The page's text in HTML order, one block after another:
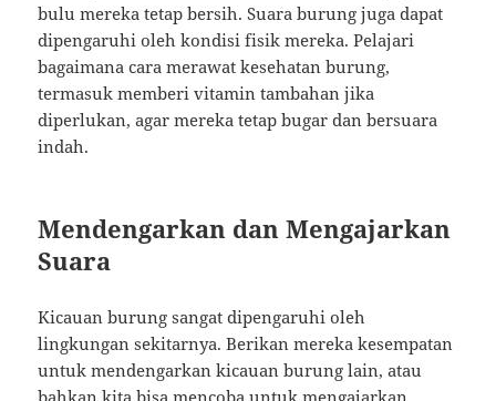
bulu mereka tetap bersih. Suara burung juga dapat
dipengaruhi oleh kondisi fisik mereka. Pelajari
bagaimana cara merawat kesehatan burung,
termasuk memberi vitamin tambahan jika
diperlukan, agar mereka tetap bugar dan bersuara
indah.
Mendengarkan dan Mengajarkan
Suara
Kicauan burung sangat dipengaruhi oleh
lingkungan sekitarnya. Berikan mereka kesempatan
untuk mendengarkan kicauan burung lain, atau